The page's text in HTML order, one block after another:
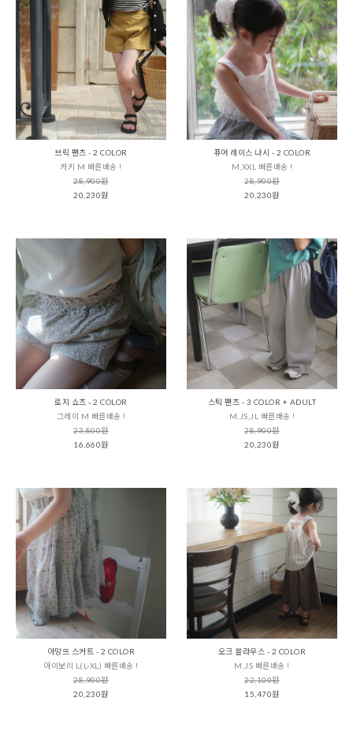
브릭 팬츠 - 2 COLOR
카키 M 빠른배송 !
28,900원
20,230원
퓨어 레이스 나시 - 2 COLOR
M,XXL 빠른배송 !
28,900원
20,230원
로지 쇼츠 - 2 COLOR
그레이 M 빠른배송 !
23,800원
16,660원
스틱 팬츠 - 3 COLOR + ADULT
M,JS,JL 빠른배송 !
28,900원
20,230원
아망뜨 스커트 - 2 COLOR
아이보리 L(L-XL) 빠른배송 !
28,900원
20,230원
오크 블라우스 - 2 COLOR
M,JS 빠른배송 !
22,100원
15,470원